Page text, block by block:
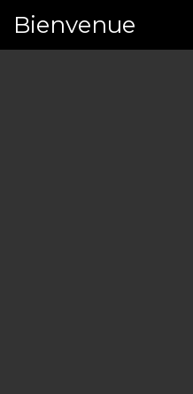
BienvenueACCUEIL